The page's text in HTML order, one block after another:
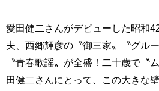
愛田健二さんがデビューした昭和
夫、西郷輝彦の〝御三家〟〝グル
〝青春歌謡〟が全盛！二十歳で〝
田健二さんにとって、この大きな